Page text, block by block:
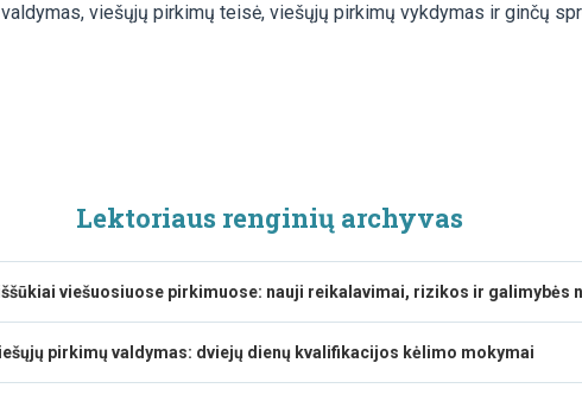
viešųjų pirkimų teisė, viešųjų pirkimų vykdymas ir ginčų
Lektoriaus renginių archyvas
viešuosiuose pirkimuose: nauji reikalavimai, rizikos ir galimybės
pirkimų valdymas: dviejų dienų kvalifikacijos kėlimo mokymai